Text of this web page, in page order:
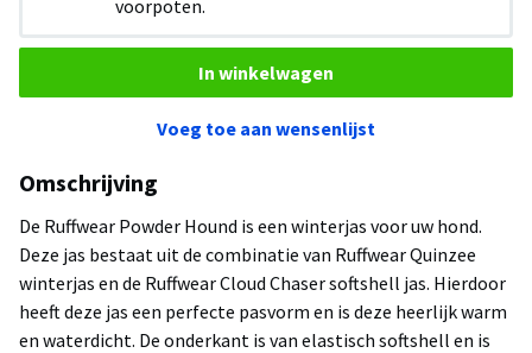
voorpoten.
In winkelwagen
Voeg toe aan wensenlijst
Omschrijving
De Ruffwear Powder Hound is een winterjas voor uw hond.
Deze jas bestaat uit de combinatie van Ruffwear Quinzee
winterjas en de Ruffwear Cloud Chaser softshell jas. Hierdoor
heeft deze jas een perfecte pasvorm en is deze heerlijk warm
en waterdicht. De onderkant is van elastisch softshell en is